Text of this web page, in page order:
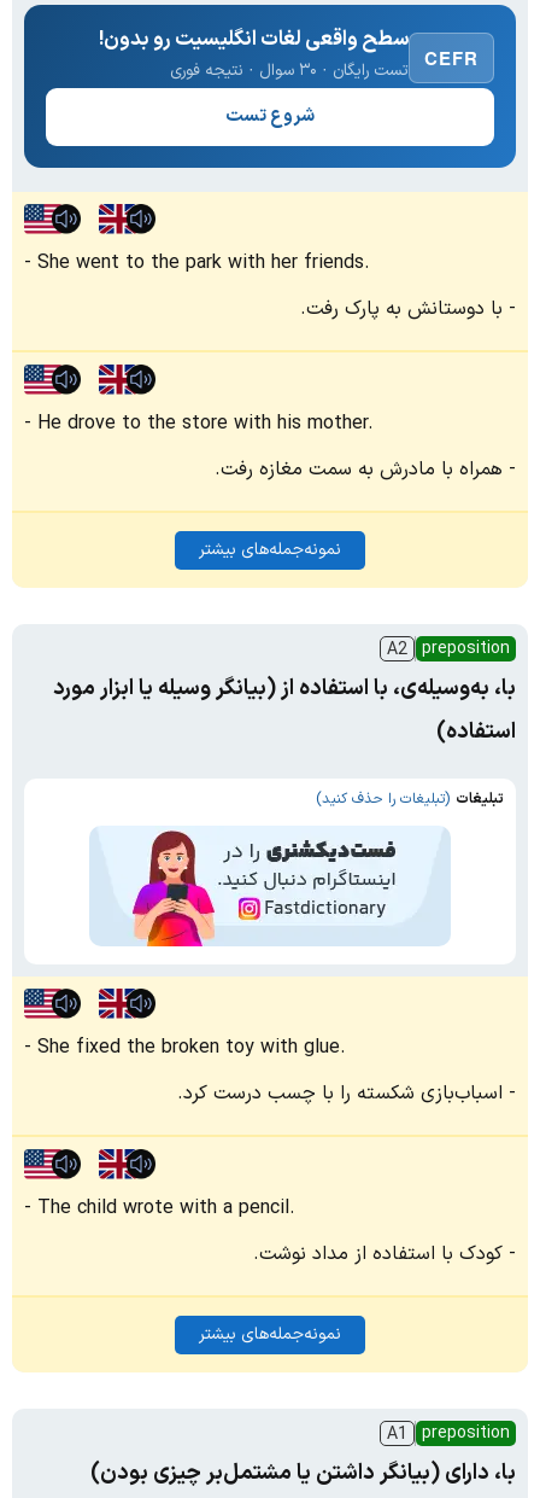
CEFR
سطح واقعی لغات انگلیسیت رو بدون!
تست رایگان · ۳۰ سوال · نتیجه فوری
شروع تست
She went to the park with her friends.
با دوستانش به پارک رفت.
He drove to the store with his mother.
همراه با مادرش به سمت مغازه رفت.
نمونه‌جمله‌های بیشتر
preposition
A2
با، به‌وسیله‌ی، با استفاده از (بیانگر وسیله یا ابزار مورد
استفاده)
تبلیغات (تبلیغات را حذف کنید)
She fixed the broken toy with glue.
اسباب‌بازی شکسته را با چسب درست کرد.
The child wrote with a pencil.
کودک با استفاده از مداد نوشت.
نمونه‌جمله‌های بیشتر
preposition
A1
با، دارای (بیانگر داشتن یا مشتمل‌بر چیزی بودن)